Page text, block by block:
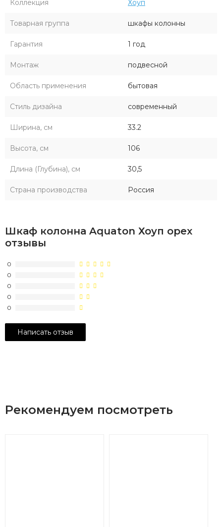
Коллекция Хоуп
Товарная группа шкафы колонны
Гарантия 1 год
Монтаж подвесной
Область применения бытовая
Стиль дизайна современный
Ширина, см 33.2
Высота, см 106
Длина (Глубина), см 30,5
Страна производства Россия
Шкаф колонна Aquaton Хоуп орех
отзывы
0
0
0
0
0
Рекомендуем посмотреть